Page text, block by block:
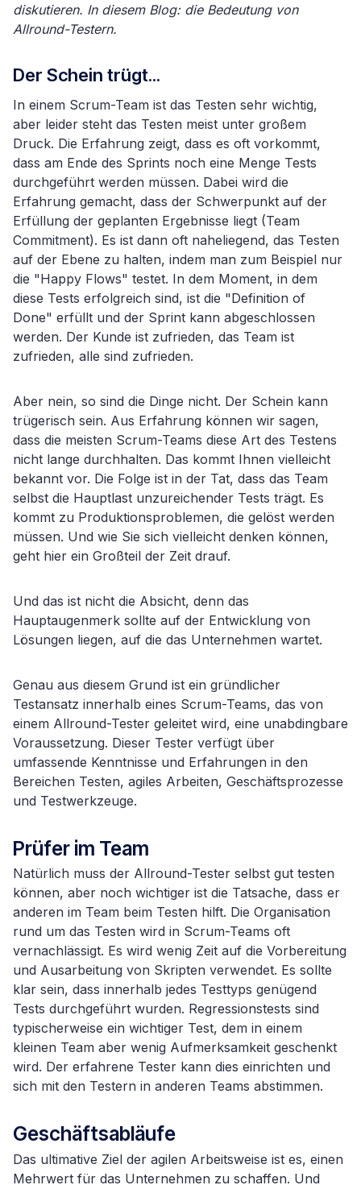
diskutieren. In diesem Blog: die Bedeutung von
Allround-Testern.
Der Schein trügt...
In einem Scrum-Team ist das Testen sehr wichtig,
aber leider steht das Testen meist unter großem
Druck. Die Erfahrung zeigt, dass es oft vorkommt,
dass am Ende des Sprints noch eine Menge Tests
durchgeführt werden müssen. Dabei wird die
Erfahrung gemacht, dass der Schwerpunkt auf der
Erfüllung der geplanten Ergebnisse liegt (Team
Commitment). Es ist dann oft naheliegend, das Testen
auf der Ebene zu halten, indem man zum Beispiel nur
die "Happy Flows" testet. In dem Moment, in dem
diese Tests erfolgreich sind, ist die "Definition of
Done" erfüllt und der Sprint kann abgeschlossen
werden. Der Kunde ist zufrieden, das Team ist
zufrieden, alle sind zufrieden.
Aber nein, so sind die Dinge nicht. Der Schein kann
trügerisch sein. Aus Erfahrung können wir sagen,
dass die meisten Scrum-Teams diese Art des Testens
nicht lange durchhalten. Das kommt Ihnen vielleicht
bekannt vor. Die Folge ist in der Tat, dass das Team
selbst die Hauptlast unzureichender Tests trägt. Es
kommt zu Produktionsproblemen, die gelöst werden
müssen. Und wie Sie sich vielleicht denken können,
geht hier ein Großteil der Zeit drauf.
Und das ist nicht die Absicht, denn das
Hauptaugenmerk sollte auf der Entwicklung von
Lösungen liegen, auf die das Unternehmen wartet.
Genau aus diesem Grund ist ein gründlicher
Testansatz innerhalb eines Scrum-Teams, das von
einem Allround-Tester geleitet wird, eine unabdingbare
Voraussetzung. Dieser Tester verfügt über
umfassende Kenntnisse und Erfahrungen in den
Bereichen Testen, agiles Arbeiten, Geschäftsprozesse
und Testwerkzeuge.
Prüfer im Team
Natürlich muss der Allround-Tester selbst gut testen
können, aber noch wichtiger ist die Tatsache, dass er
anderen im Team beim Testen hilft. Die Organisation
rund um das Testen wird in Scrum-Teams oft
vernachlässigt. Es wird wenig Zeit auf die Vorbereitung
und Ausarbeitung von Skripten verwendet. Es sollte
klar sein, dass innerhalb jedes Testtyps genügend
Tests durchgeführt wurden. Regressionstests sind
typischerweise ein wichtiger Test, dem in einem
kleinen Team aber wenig Aufmerksamkeit geschenkt
wird. Der erfahrene Tester kann dies einrichten und
sich mit den Testern in anderen Teams abstimmen.
Geschäftsabläufe
Das ultimative Ziel der agilen Arbeitsweise ist es, einen
Mehrwert für das Unternehmen zu schaffen. Und